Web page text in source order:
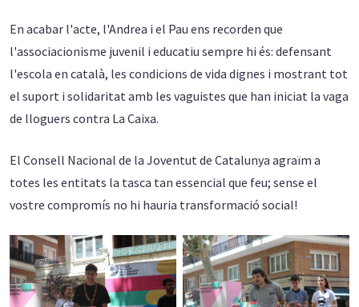
En acabar l'acte, l'Andrea i el Pau ens recorden que
l'associacionisme juvenil i educatiu sempre hi és: defensant
l'escola en català, les condicions de vida dignes i mostrant tot
el suport i solidaritat amb les vaguistes que han iniciat la vaga
de lloguers contra La Caixa.
El Consell Nacional de la Joventut de Catalunya agraïm a
totes les entitats la tasca tan essencial que feu; sense el
vostre compromís no hi hauria transformació social!